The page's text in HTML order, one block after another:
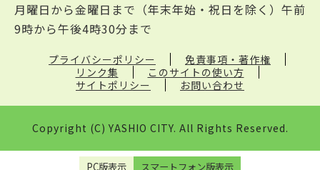
月曜日から金曜日まで（年末年始・祝日を除く）午前
9時から午後4時30分まで
プライバシーポリシー
免責事項・著作権
リンク集
このサイトの使い方
サイトポリシー
お問い合わせ
Copyright (C) YASHIO CITY. All Rights Reserved.
PC版表示 スマートフォン版表示